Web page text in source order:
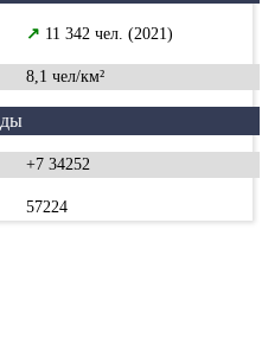
↗ 11 342 чел. (2021)
8,1 чел/км²
+7 34252
57224